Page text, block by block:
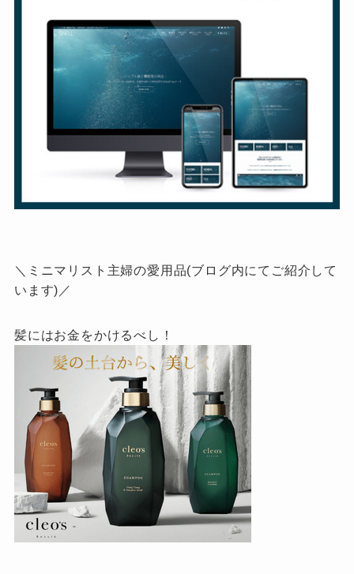
＼ミニマリスト主婦の愛用品(ブログ内にてご紹介して
います)／
髪にはお金をかけるべし！